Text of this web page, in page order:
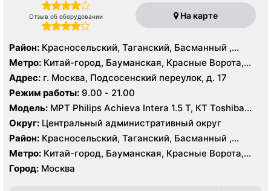
Отзыв об оборудовании На карте
Район: Красносельский, Таганский, Басманный ,
Тверской
Метро: Китай-город, Бауманская, Красные Ворота,
Кузнецкий мост, Курская, Лубянка, Площадь Ильича,
Сретенский бульвар, Таганская, Чкаловская
Адрес: г. Москва, Подсосенский переулок, д. 17
Режим работы: 9.00 - 21.00
Модель: МРТ Philips Achieva Intera 1.5 T, КТ Toshiba
Aquilion CXL 128 срезов, УЗИ
Округ: Центральный административный округ
Район: Красносельский, Таганский, Басманный ,
Тверской
Метро: Китай-город, Бауманская, Красные Ворота,
Кузнецкий мост, Курская, Лубянка, Площадь Ильича,
Сретенский бульвар, Таганская, Чкаловская
Город: Москва